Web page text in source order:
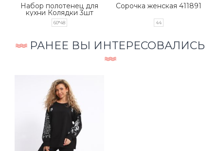
Набор полотенец для
кухни Колядки 3шт
60*48
Сорочка женская 411891
44
РАНЕЕ ВЫ ИНТЕРЕСОВАЛИСЬ